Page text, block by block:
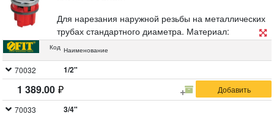
Для нарезания наружной резьбы на металлических
трубах стандартного диаметра. Материал:
инструментальная сталь с хромированным
резцы из легированной стали.
Код Наименование
70032 1/2"
1 389.00
70033 3/4"